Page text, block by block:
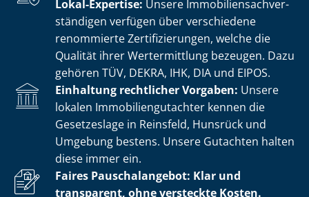
Lokal-Expertise: Unsere Im­mo­bi­li­en­sach­ver­
stän­di­gen verfügen über verschiedene
renommierte Zer­ti­fi­zie­run­gen, welche die
Qualität ihrer Wertermittlung bezeugen. Dazu
gehören TÜV, DEKRA, IHK, DIA und EIPOS.
Einhaltung rechtlicher Vorgaben: Unsere
lokalen Im­mo­bi­li­en­gut­ach­ter kennen die
Gesetzeslage in Reinsfeld, Hunsrück und
Umgebung bestens. Unsere Gutachten halten
diese immer ein.
Faires Pauschalangebot: Klar und
transparent, ohne versteckte Kosten.